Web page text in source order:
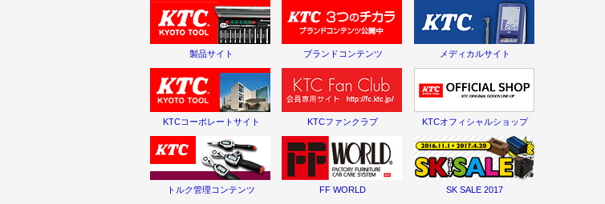
製品サイト ブランドコンテンツ メディカルサイト
KTCコーポレートサイト KTCファンクラブ KTCオフィシャルショップ
トルク管理コンテンツ FF WORLD SK SALE 2017